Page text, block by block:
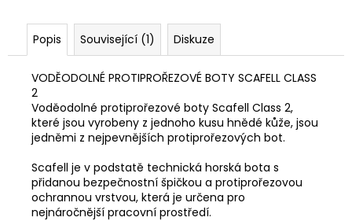
Popis Související (1) Diskuze
VODĚODOLNÉ PROTIPROŘEZOVÉ BOTY SCAFELL CLASS
2
Voděodolné protiprořezové boty Scafell Class 2,
které jsou vyrobeny z jednoho kusu hnědé kůže, jsou
jedněmi z nejpevnějších protiprořezových bot.
Scafell je v podstatě technická horská bota s
přidanou bezpečnostní špičkou a protiprořezovou
ochrannou vrstvou, která je určena pro
nejnáročnější pracovní prostředí.